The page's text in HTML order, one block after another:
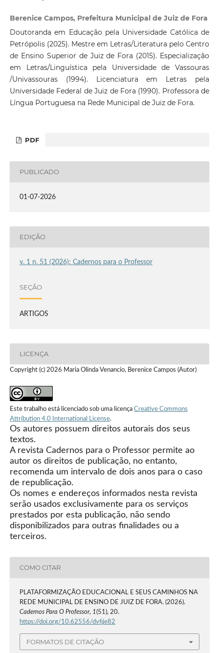
Berenice Campos, Prefeitura Municipal de Juiz de Fora
Doutoranda em Educação pela Universidade Católica de
Petrópolis (2025). Mestre em Letras/Literatura pelo Centro
de Ensino Superior de Juiz de Fora (2015). Especialização
em Letras/Linguística pela Universidade de Vassouras
/Univassouras (1994). Licenciatura em Letras pela
Universidade Federal de Juiz de Fora (1990). Professora de
Língua Portuguesa na Rede Municipal de Juiz de Fora.
PDF
PUBLICADO
01-07-2026
EDIÇÃO
v. 1 n. 51 (2026): Cadernos para o Professor
SEÇÃO
ARTIGOS
LICENÇA
Copyright (c) 2026 Maria Olinda Venancio, Berenice Campos (Autor)
Este trabalho está licenciado sob uma licença Creative Commons
Attribution 4.0 International License.
Os autores possuem direitos autorais dos seus
textos.
A revista Cadernos para o Professor permite ao
autor os direitos de publicação, no entanto,
recomenda um intervalo de dois anos para o caso
de republicação.
Os nomes e endereços informados nesta revista
serão usados exclusivamente para os serviços
prestados por esta publicação, não sendo
disponibilizados para outras finalidades ou a
terceiros.
COMO CITAR
PLATAFORMIZAÇÃO EDUCACIONAL E SEUS CAMINHOS NA
REDE MUNICIPAL DE ENSINO DE JUIZ DE FORA. (2026).
Cadernos Para O Professor, 1(51), 20.
https://doi.org/10.62556/dvfjje82
FORMATOS DE CITAÇÃO